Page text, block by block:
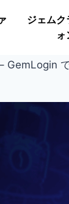
ジェムク
ォ
GemLogin